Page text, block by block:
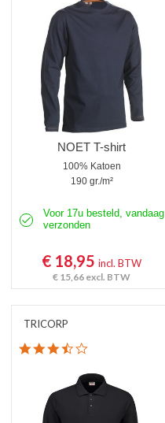
NOET T-shirt
100% Katoen
190 gr./m²
Voor 17u besteld, vandaag
verzonden
€ 18,95incl. BTW
€ 15,66 excl. BTW
TRICORP
3.6 star rating